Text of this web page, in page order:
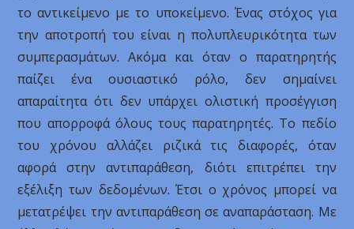
το αντικείμενο με το υποκείμενο. Ένας στόχος για
την αποτροπή του είναι η πολυπλευρικότητα των
συμπερασμάτων. Ακόμα και όταν ο παρατηρητής
παίζει ένα ουσιαστικό ρόλο, δεν σημαίνει
απαραίτητα ότι δεν υπάρχει ολιστική προσέγγιση
που απορροφά όλους τους παρατηρητές. Το πεδίο
του χρόνου αλλάζει ριζικά τις διαφορές, όταν
αφορά στην αντιπαράθεση, διότι επιτρέπει την
εξέλιξη των δεδομένων. Έτσι ο χρόνος μπορεί να
μετατρέψει την αντιπαράθεση σε αναπαράσταση. Με